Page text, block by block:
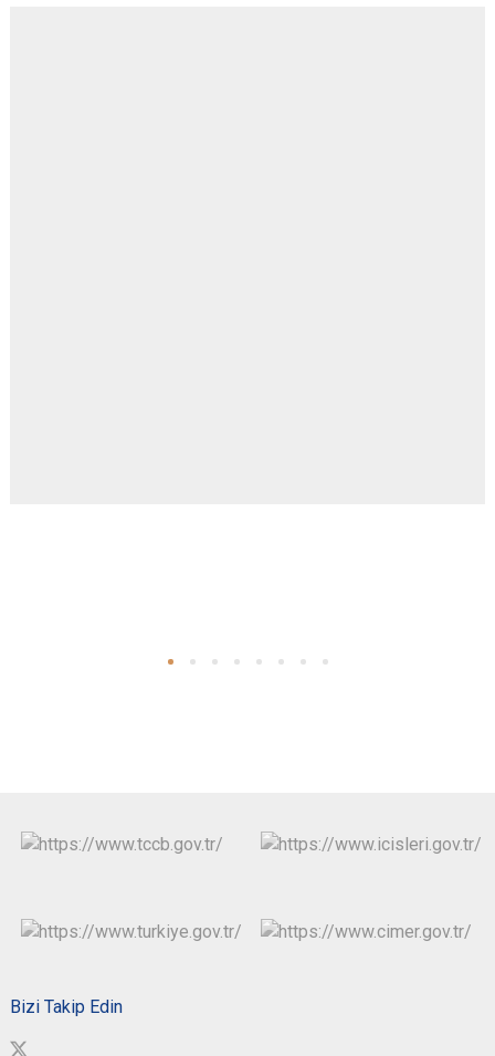
Bizi Takip Edin